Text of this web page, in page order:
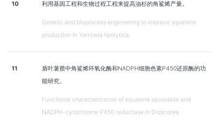
10 利用基因工程和生物过程工程来提高油杉的角鲨烯产量。
Genetic and bioprocess engineering to improve squalene
production in Yarrowia lipolytica.
11
盾叶薯蓣中角鲨烯环氧化酶和NADPH细胞色素P450还原酶的功
能研究。
Functional characterization of squalene epoxidase and
NADPH-cytochrome P450 reductase in Dioscorea